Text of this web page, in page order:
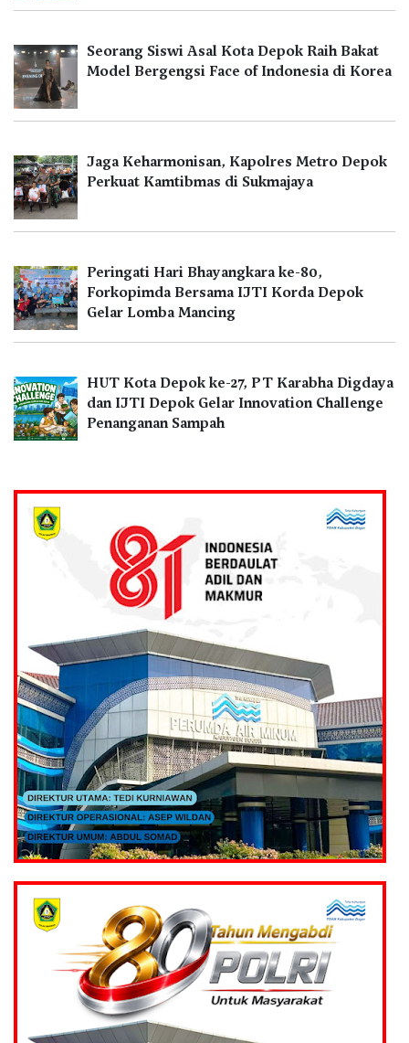
Seorang Siswi Asal Kota Depok Raih Bakat
Model Bergengsi Face of Indonesia di Korea
Jaga Keharmonisan, Kapolres Metro Depok
Perkuat Kamtibmas di Sukmajaya
Peringati Hari Bhayangkara ke-80,
Forkopimda Bersama IJTI Korda Depok
Gelar Lomba Mancing
HUT Kota Depok ke-27, PT Karabha Digdaya
dan IJTI Depok Gelar Innovation Challenge
Penanganan Sampah